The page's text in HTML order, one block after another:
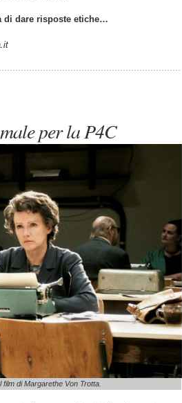
di dare risposte etiche…
per la P4C
di Margarethe Von Trotta.